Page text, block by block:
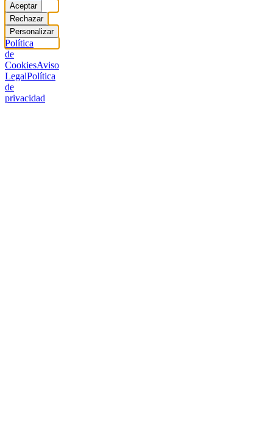
Aceptar
Rechazar
Personalizar
Política
de
CookiesAviso
LegalPolítica
de
privacidad